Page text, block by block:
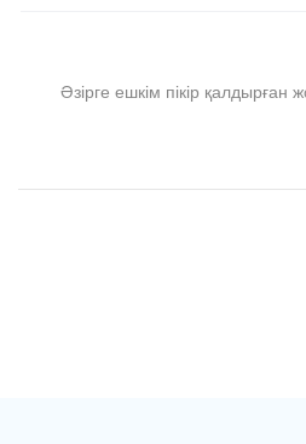
Әзірге ешкім пікір қалдырған